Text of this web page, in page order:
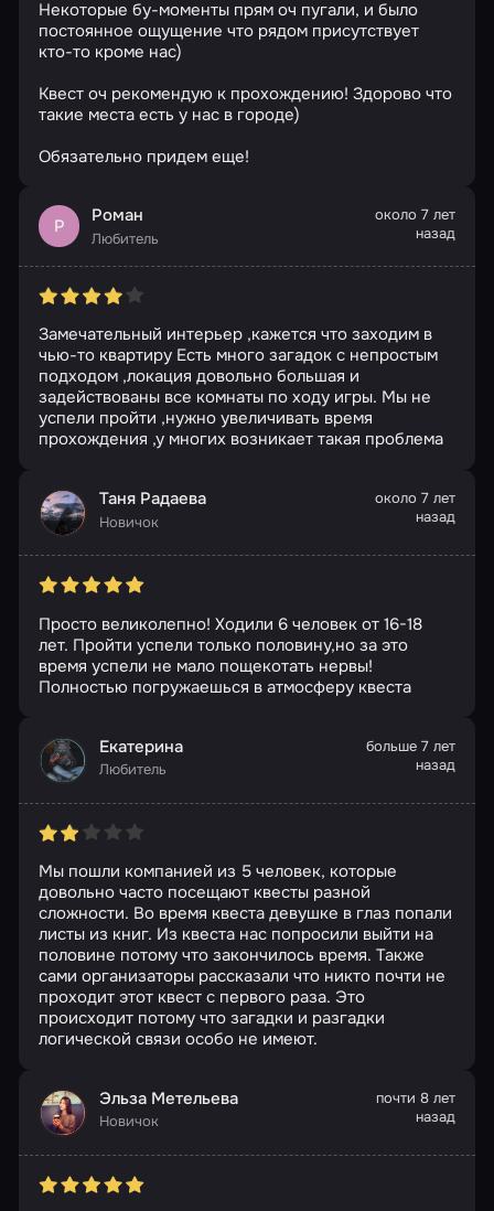
Некоторые бу-моменты прям оч пугали, и было
постоянное ощущение что рядом присутствует
кто-то кроме нас)
Квест оч рекомендую к прохождению! Здорово что
такие места есть у нас в городе)
Обязательно придем еще!
Р Роман
Любитель
около 7 лет
назад
Замечательный интерьер ,кажется что заходим в
чью-то квартиру Есть много загадок с непростым
подходом ,локация довольно большая и
задействованы все комнаты по ходу игры. Мы не
успели пройти ,нужно увеличивать время
прохождения ,у многих возникает такая проблема
Таня Радаева
Новичок
около 7 лет
назад
Просто великолепно! Ходили 6 человек от 16-18
лет. Пройти успели только половину,но за это
время успели не мало пощекотать нервы!
Полностью погружаешься в атмосферу квеста
Екатерина
Любитель
больше 7 лет
назад
Мы пошли компанией из 5 человек, которые
довольно часто посещают квесты разной
сложности. Во время квеста девушке в глаз попали
листы из книг. Из квеста нас попросили выйти на
половине потому что закончилось время. Также
сами организаторы рассказали что никто почти не
проходит этот квест с первого раза. Это
происходит потому что загадки и разгадки
логической связи особо не имеют.
Эльза Метельева
Новичок
почти 8 лет
назад